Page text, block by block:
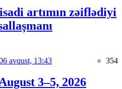
artımın zəiflədiyi
avqust, 13:43 354
3–5, 2026